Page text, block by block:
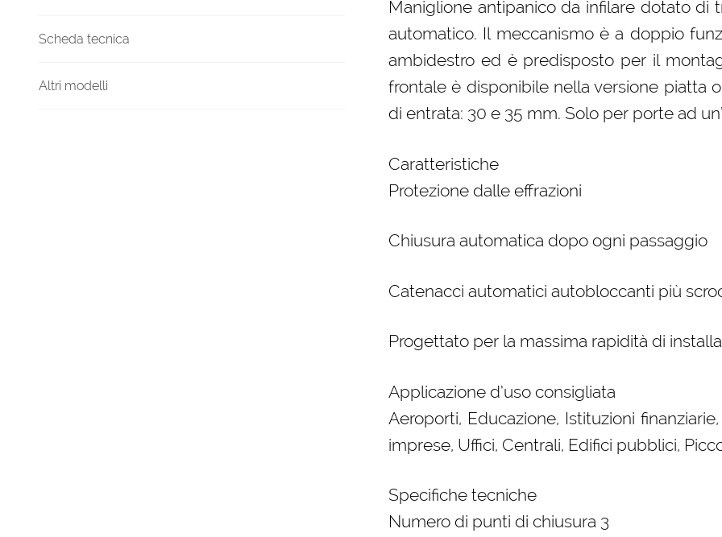
Scheda tecnica
Altri modelli
Maniglione antipanico da infilare dotato di
automatico. Il meccanismo è a doppio
ambidestro ed è predisposto per il
frontale è disponibile nella versione piatta
di entrata: 30 e 35 mm. Solo per porte ad
Caratteristiche
Protezione dalle effrazioni
Chiusura automatica dopo ogni passaggio
Catenacci automatici autobloccanti più
Progettato per la massima rapidità di
Applicazione d’uso consigliata
Aeroporti, Educazione, Istituzioni
imprese, Uffici, Centrali, Edifici pubblici,
Specifiche tecniche
Numero di punti di chiusura 3